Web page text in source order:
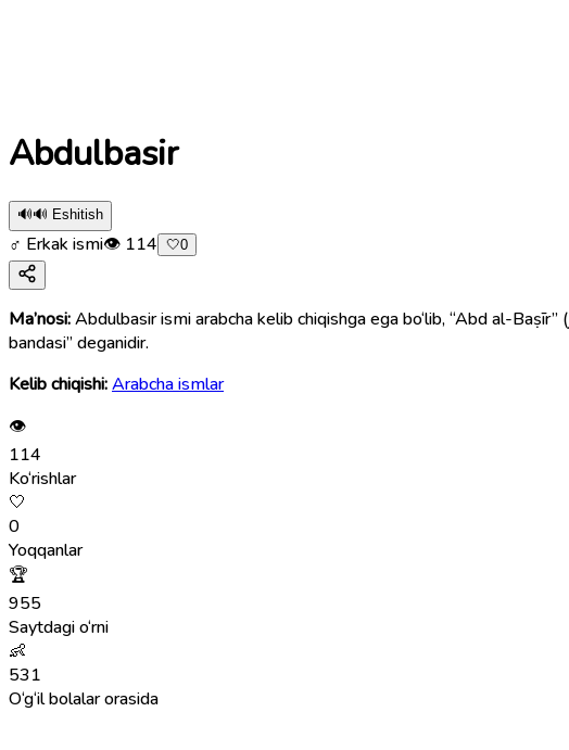
Abdulbasir
🔊🔊 Eshitish
♂ Erkak ismi👁 114 🤍0
Ma’nosi:Abdulbasir ismi arabcha kelib chiqishga ega bo‘lib, “Abd al-Baṣīr” (عبد البصير) so‘z birikmasidan olingan. Ma’nosi — “Hamma narsani ko‘ruvchi va biluvchi Zotning quli”, ya’ni “Allohning
bandasi” deganidir.
Kelib chiqishi:Arabcha ismlar
👁
114
Ko‘rishlar
🤍
0
Yoqqanlar
🏆
955
Saytdagi o‘rni
👶
531
O‘g‘il bolalar orasida